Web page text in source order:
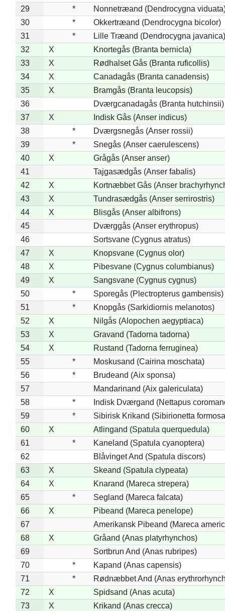
29
*
Nonnetræand (Dendrocygna
30
*
Okkertræand (Dendrocygna bicolor)
31
*
Lille Træand (Dendrocygna javanica)
32
X
Knortegås (Branta bernicla)
33
X
Rødhalset Gås (Branta ruficollis)
34
X
Canadagås (Branta canadensis)
35
X
Bramgås (Branta leucopsis)
36
Dværgcanadagås (Branta hutchinsii)
37
X
Indisk Gås (Anser indicus)
38
*
Dværgsnegås (Anser rossii)
39
*
Snegås (Anser caerulescens)
40
X
Grågås (Anser anser)
41
Tajgasædgås (Anser fabalis)
42
X
Kortnæbbet Gås (Anser
43
X
Tundrasædgås (Anser serrirostris)
44
X
Blisgås (Anser albifrons)
45
Dværggås (Anser erythropus)
46
Sortsvane (Cygnus atratus)
47
X
Knopsvane (Cygnus olor)
48
X
Pibesvane (Cygnus columbianus)
49
X
Sangsvane (Cygnus cygnus)
50
*
Sporegås (Plectropterus gambensis)
51
*
Knopgås (Sarkidiornis melanotos)
52
X
Nilgås (Alopochen aegyptiaca)
53
X
Gravand (Tadorna tadorna)
54
X
Rustand (Tadorna ferruginea)
55
*
Moskusand (Cairina moschata)
56
*
Brudeand (Aix sponsa)
57
Mandarinand (Aix galericulata)
58
*
Indisk Dværgand (Nettapus
59
*
Sibirisk Krikand (Sibirionetta
60
X
Atlingand (Spatula querquedula)
61
*
Kaneland (Spatula cyanoptera)
62
Blåvinget And (Spatula discors)
63
X
Skeand (Spatula clypeata)
64
X
Knarand (Mareca strepera)
65
*
Segland (Mareca falcata)
66
X
Pibeand (Mareca penelope)
67
Amerikansk Pibeand (Mareca
68
X
Gråand (Anas platyrhynchos)
69
Sortbrun And (Anas rubripes)
70
*
Kapand (Anas capensis)
71
*
Rødnæbbet And (Anas
72
X
Spidsand (Anas acuta)
73
X
Krikand (Anas crecca)